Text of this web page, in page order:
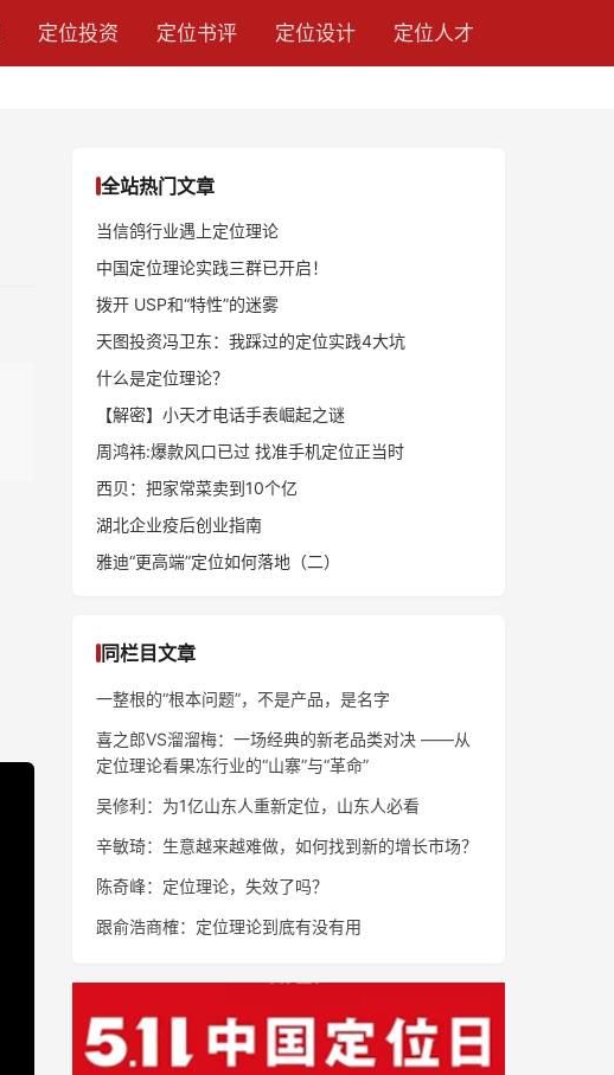
定位投资 定位书评 定位设计 定位人才
全站热门文章
当信鸽行业遇上定位理论
中国定位理论实践三群已开启！
拨开 USP和“特性”的迷雾
天图投资冯卫东：我踩过的定位实践4大坑
什么是定位理论？
【解密】小天才电话手表崛起之谜
周鸿祎:爆款风口已过 找准手机定位正当时
西贝：把家常菜卖到10个亿
湖北企业疫后创业指南
雅迪“更高端”定位如何落地（二）
同栏目文章
一整根的“根本问题”，不是产品，是名字
喜之郎VS溜溜梅：一场经典的新老品类对决 ——从
定位理论看果冻行业的“山寨”与“革命”
吴修利：为1亿山东人重新定位，山东人必看
辛敏琦：生意越来越难做，如何找到新的增长市场？
陈奇峰：定位理论，失效了吗？
跟俞浩商榷：定位理论到底有没有用